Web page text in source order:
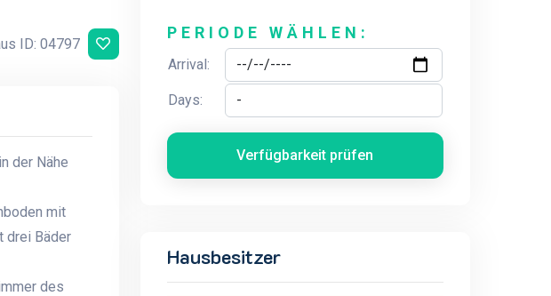
ID: 04797
der Nähe
mit
drei Bäder
des
PERIODE WÄHLEN:
Arrival:
Days:
Verfügbarkeit prüfen
Hausbesitzer